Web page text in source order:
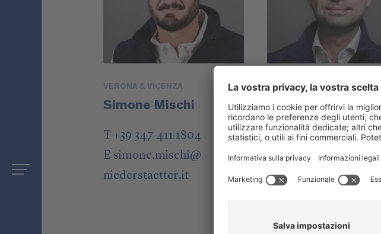
VERONA & VICENZA
Simone Mischi
T +39 347 411 1804
E simone.mischi@
niederstaetter.it
TREVISO & PORDENONE
Emanuele
Pastorello
T +39 340 056 8188
Eemanuele.pastorello